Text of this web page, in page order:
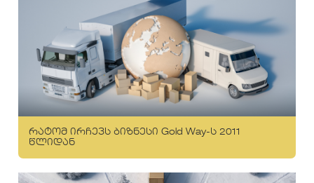
რატომ ირჩევს ბიზნესი Gold Way-ს 2011
წლიდან